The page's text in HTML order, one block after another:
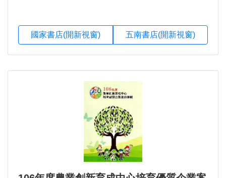
國家書店(開新視窗) 五南書店(開新視窗)